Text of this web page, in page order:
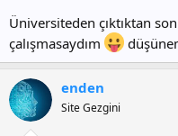
Üniversiteden çıktıktan
çalışmasaydım
enden
Site Gezgini